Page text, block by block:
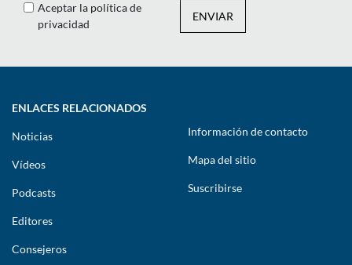
Aceptar la política de
privacidad
ENVIAR
ENLACES RELACIONADOS
Noticias
Vídeos
Podcasts
Editores
Consejeros
Información de contacto
Mapa del sitio
Suscribirse